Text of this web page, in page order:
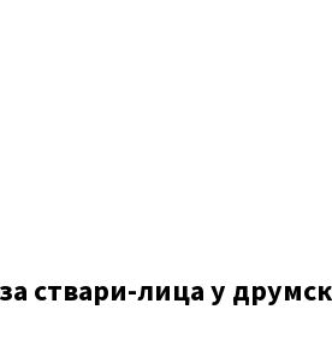
ствари-лица у